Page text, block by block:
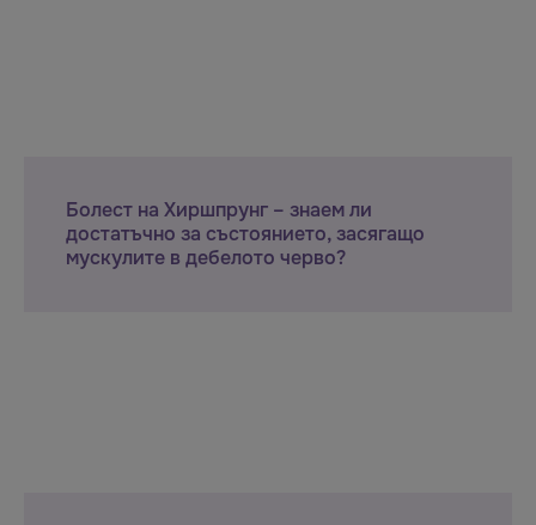
Болест на Хиршпрунг – знаем ли
достатъчно за състоянието, засягащо
мускулите в дебелото черво?